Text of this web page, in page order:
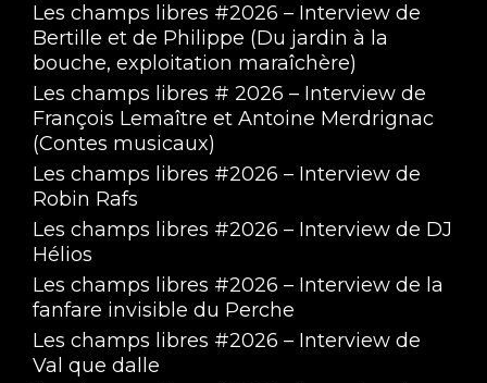
Les champs libres #2026 – Interview de
Bertille et de Philippe (Du jardin à la
bouche, exploitation maraîchère)
Les champs libres # 2026 – Interview de
François Lemaître et Antoine Merdrignac
(Contes musicaux)
Les champs libres #2026 – Interview de
Robin Rafs
Les champs libres #2026 – Interview de DJ
Hélios
Les champs libres #2026 – Interview de la
fanfare invisible du Perche
Les champs libres #2026 – Interview de
Val que dalle